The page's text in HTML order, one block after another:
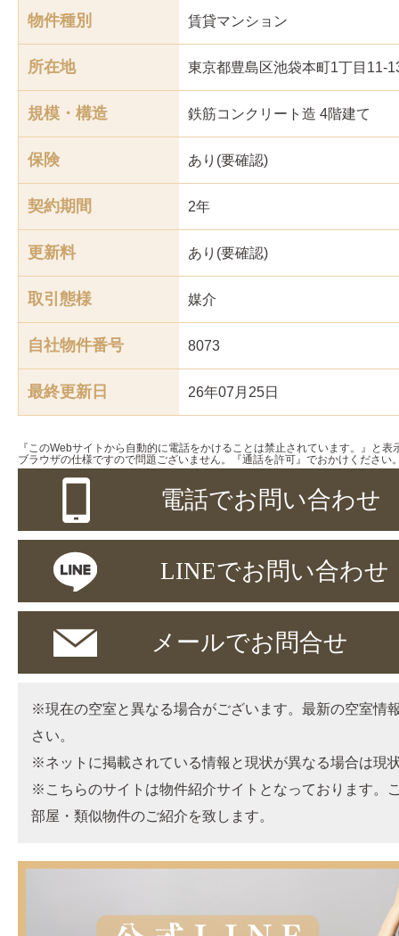
物件種別 賃貸マンション
所在地 東京都豊島区池袋本町1丁目11-
規模・構造 鉄筋コンクリート造 4階建て
保険 あり(要確認)
契約期間 2年
更新料 あり(要確認)
取引態様 媒介
自社物件番号 8073
最終更新日 26年07月25日
『このWebサイトから自動的に電話をかけることは禁止されています。』と
ブラウザの仕様ですので問題ございません。『通話を許可』でおかけください
電話でお問い合わせ
LINEでお問い合わせ
メールでお問合せ
※現在の空室と異なる場合がございます。最新の空室情
さい。
※ネットに掲載されている情報と現状が異なる場合は現
※こちらのサイトは物件紹介サイトとなっております。
部屋・類似物件のご紹介を致します。